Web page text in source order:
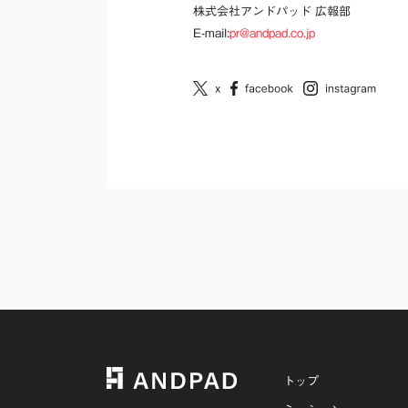
株式会社アンドパッド 広報部
E-mail:pr@andpad.co.jp
トップ